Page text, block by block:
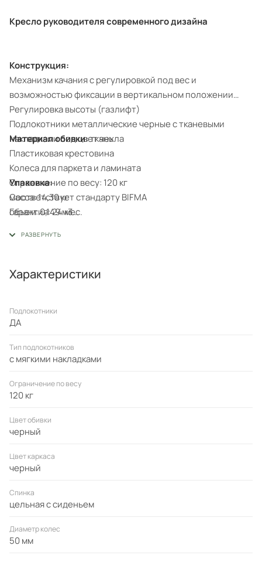
Кресло руководителя современного дизайна
Конструкция:
Механизм качания с регулировкой под вес и
возможностью фиксации в вертикальном положении
Регулировка высоты (газлифт)
Подлокотники металлические черные с тканевыми
накладками под цвет чехла
Пластиковая крестовина
Колеса для паркета и ламината
Ограничение по весу: 120 кг
Соответствует стандарту BIFMA
Гарантия: 24 мес.
Материал обивки:ткань
Упаковка:
масса: 14,30 кг
объем: 0,149 м3
Характеристики
Подлокотники
ДА
Тип подлокотников
с мягкими накладками
Ограничение по весу
120 кг
Цвет обивки
черный
Цвет каркаса
черный
Спинка
цельная с сиденьем
Диаметр колес
50 мм